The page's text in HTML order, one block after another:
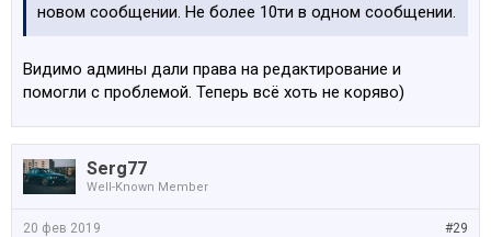
новом сообщении. Не более 10ти в одном сообщении.
Видимо админы дали права на редактирование и
помогли с проблемой. Теперь всё хоть не коряво)
Serg77
Well-Known Member
#29
20 фев 2019